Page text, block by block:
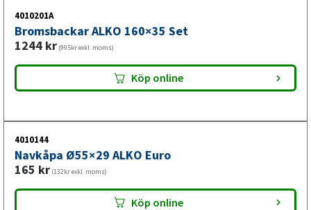
Bromstrumma i hjulnav på släpvagn
Bromstrumman sitter i hjulnavet och är monterad med
kompaktlager. Bromsbackarna pressas mot
Se vår monteringsguide för ALKO-bromstrummor
4010201A
Bromsbackar ALKO 160×35 Set
1244 kr (995kr exkl. moms)
Köp online
4010144
Navkåpa Ø55×29 ALKO Euro
165 kr (132kr exkl. moms)
Köp online